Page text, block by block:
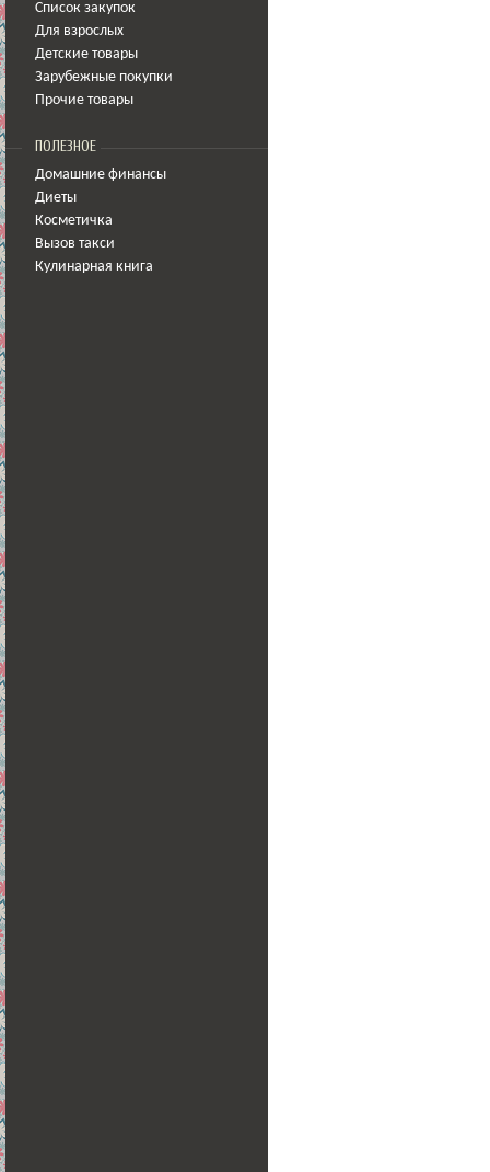
Список закупок
Для взрослых
Детские товары
Зарубежные покупки
Прочие товары
ПОЛЕЗНОЕ
Домашние финансы
Диеты
Косметичка
Вызов такси
Кулинарная книга